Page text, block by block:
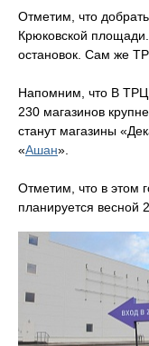
Отметим, что
Крюковской
остановок. Сам же
Напомним, что В ТРЦ
230 магазинов
станут магазины
«Ашан».
Отметим, что в этом
планируется весной